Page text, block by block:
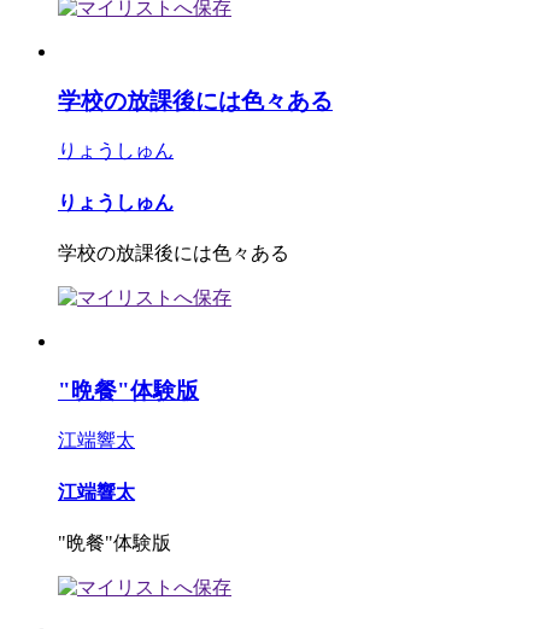
学校の放課後には色々ある
りょうしゅん
りょうしゅん
学校の放課後には色々ある
"晩餐"体験版
江端響太
江端響太
"晩餐"体験版